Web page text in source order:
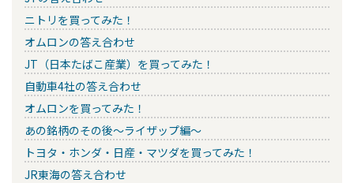
ニトリを買ってみた！
オムロンの答え合わせ
JT（日本たばこ産業）を買ってみた！
自動車4社の答え合わせ
オムロンを買ってみた！
あの銘柄のその後～ライザップ編～
トヨタ・ホンダ・日産・マツダを買ってみた！
JR東海の答え合わせ